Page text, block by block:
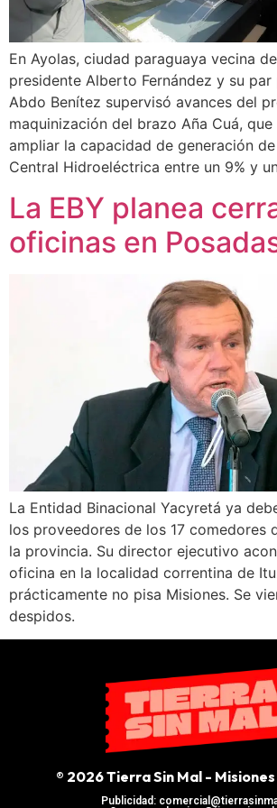
En Ayolas, ciudad paraguaya vecina
presidente Alberto Fernández y su
Abdo Benítez supervisó avances del
maquinización del brazo Aña Cuá,
ampliar la capacidad de generación
Central Hidroeléctrica entre un 9% y
La EBY planea
oficinas en
La Entidad Binacional Yacyretá ya
los proveedores de los 17 comedores
la provincia. Su director ejecutivo
oficina en la localidad correntina de
prácticamente no pisa Misiones. Se
despidos.
® 2026 Tierra Sin Mal -
Publicidad: